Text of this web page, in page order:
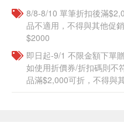
8/8-8/10 單筆折扣後滿
品不適用，不得與其他促
$2000
即日起-9/1 不限金額下單
如使用折價券/折扣碼則不
品滿$2,000可折，不得與